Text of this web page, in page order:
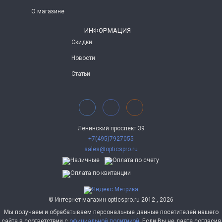
О магазине
ИНФОРМАЦИЯ
Скидки
Новости
Статьи
Ленинский проспект 39
+7(495)7927055
sales@opticspro.ru
© Интернет-магазин opticspro.ru 2012-, 2026
Мы получаем и обрабатываем персональные данные посетителей нашего